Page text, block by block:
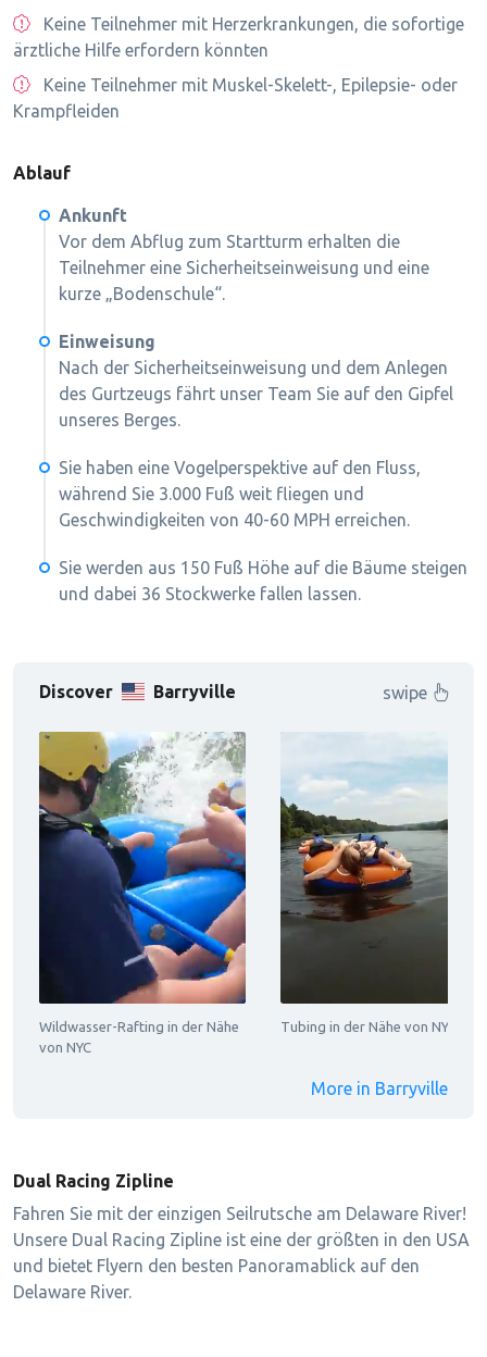
Ablauf
Ankunft
Vor dem Abflug zum Startturm erhalten die
Teilnehmer eine Sicherheitseinweisung und eine
kurze „Bodenschule“.
Einweisung
Nach der Sicherheitseinweisung und dem Anlegen
des Gurtzeugs fährt unser Team Sie auf den Gipfel
unseres Berges.
Sie haben eine Vogelperspektive auf den Fluss,
während Sie 3.000 Fuß weit fliegen und
Geschwindigkeiten von 40-60 MPH erreichen.
Sie werden aus 150 Fuß Höhe auf die Bäume steigen
und dabei 36 Stockwerke fallen lassen.
Discover Barryville swipe
Wildwasser-Rafting in der Nähe
von NYC
Tubing in der Nähe von NYC
More in Barryville
Dual Racing Zipline
Fahren Sie mit der einzigen Seilrutsche am Delaware River!
Unsere Dual Racing Zipline ist eine der größten in den USA
und bietet Flyern den besten Panoramablick auf den
Delaware River.
Keine Teilnehmer mit Herzerkrankungen, die sofortige
ärztliche Hilfe erfordern könnten
Keine Teilnehmer mit Muskel-Skelett-, Epilepsie- oder
Krampfleiden